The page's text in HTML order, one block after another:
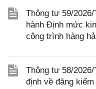
Thông tư 59/
hành Định mức
công trình hàng
Thông tư 58/
định về đăng